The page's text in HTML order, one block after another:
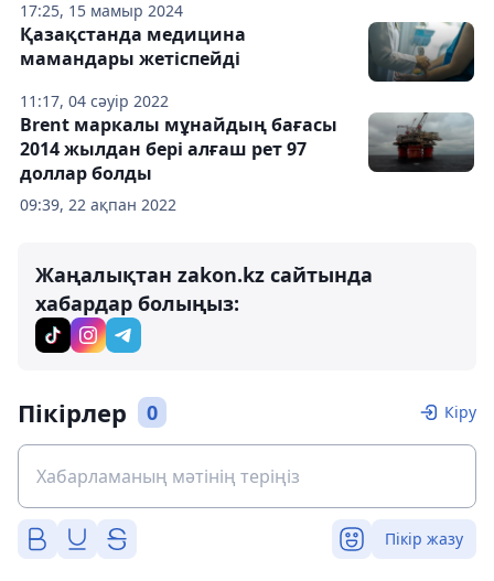
17:25, 15 мамыр 2024
11:17, 04 сәуір 2022
Қазақстанда медицина
мамандары жетіспейді
09:39, 22 ақпан 2022
Brent маркалы мұнайдың бағасы
2014 жылдан бері алғаш рет 97
доллар болды
Жаңалықтан zakon.kz сайтында
хабардар болыңыз:
Пікірлер 0 Кіру
Пікір жазу